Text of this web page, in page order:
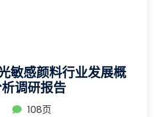
敏感颜料行业发展概
调研报告
108页